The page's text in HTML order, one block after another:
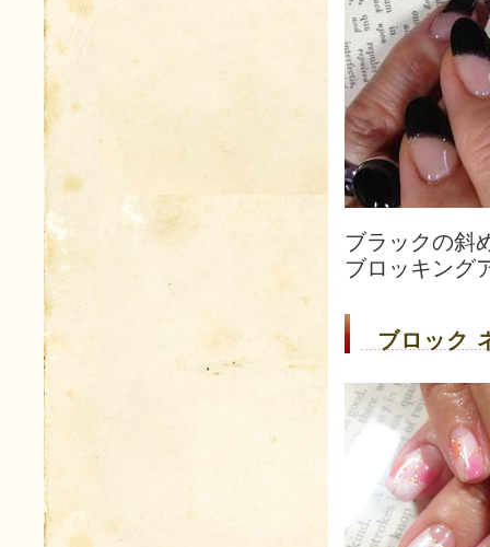
ブラックの斜
ブロッキング
ブロック